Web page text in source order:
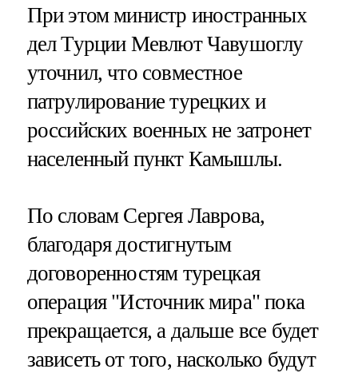
При этом министр иностранных
дел Турции Мевлют Чавушоглу
уточнил, что совместное
патрулирование турецких и
российских военных не затронет
населенный пункт Камышлы.
По словам Сергея Лаврова,
благодаря достигнутым
договоренностям турецкая
операция "Источник мира" пока
прекращается, а дальше все будет
зависеть от того, насколько будут